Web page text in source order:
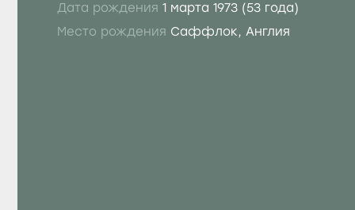
Дата рождения 1 марта 1973 (53 года)
Место рождения Саффлок, Англия